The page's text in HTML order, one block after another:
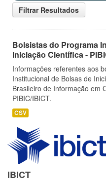
Filtrar Resultados
Bolsistas do Programa
Iniciação Científica -
Informações referentes aos
Institucional de Bolsas de
Brasileiro de Informação em
PIBIC/IBICT.
CSV
IBICT